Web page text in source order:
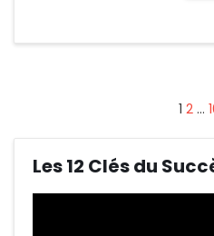
1 2 …
Les 12 Clés du